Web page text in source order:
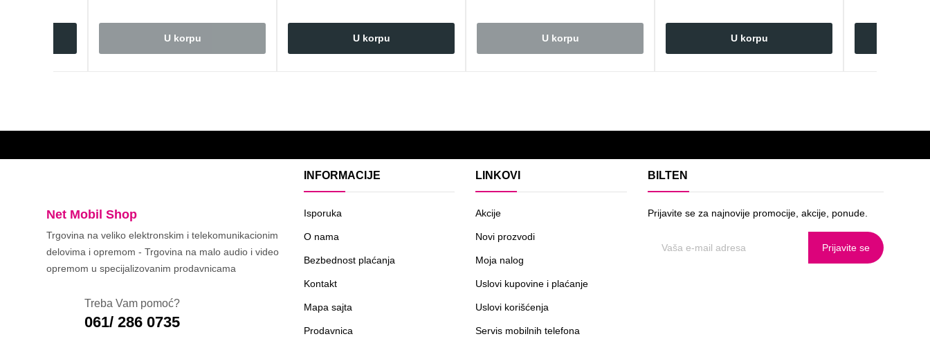
U korpu U korpu U korpu U korpu
Net Mobil Shop
Trgovina na veliko elektronskim i telekomunikacionim
delovima i opremom - Trgovina na malo audio i video
opremom u specijalizovanim prodavnicama
Treba Vam pomoć?
061/ 286 0735
INFORMACIJE
Isporuka
O nama
Bezbednost plaćanja
Kontakt
Mapa sajta
Prodavnica
LINKOVI
Akcije
Novi prozvodi
Moja nalog
Uslovi kupovine i plaćanje
Uslovi korišćenja
Servis mobilnih telefona
BILTEN
Prijavite se za najnovije promocije, akcije, ponude.
Prijavite se